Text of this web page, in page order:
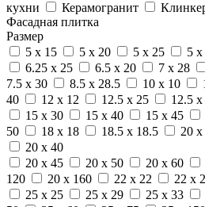
кухни
Керамогранит
Фасадная плитка
Размер
5 x 15
5 x 20 5 x 25 5 x
6.25 x 25
6.5 x 20 7 x 28
7.5 x 30
8.5 x 28.5 10 x 10
40
12 x 12 12.5 x 25 12.5 x
15 x 30
15 x 40 15 x 45
50
18 x 18 18.5 x 18.5 20 x
20 x 40
20 x 45
20 x 50 20 x 60
120
20 x 160 22 x 22 22 x
25 x 25
25 x 29 25 x 33